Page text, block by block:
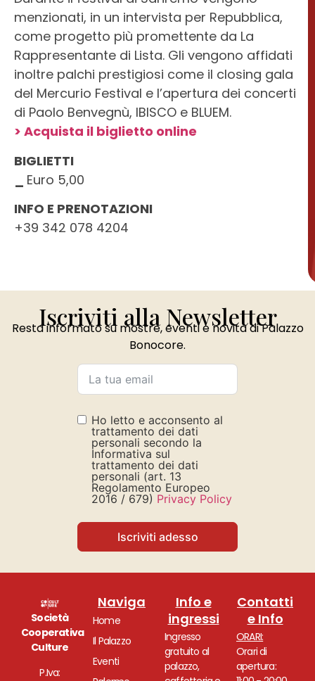
menzionati, in un intervista per Repubblica,
come progetto più promettente da La
Rappresentante di Lista. Gli vengono affidati
inoltre palchi prestigiosi come il closing gala
del Mercurio Festival e l’apertura dei concerti
di Paolo Benvegnù, IBISCO e BLUEM.
> Acquista il biglietto online
BIGLIETTI
Euro 5,00
INFO E PRENOTAZIONI
+39 342 078 4204
Iscriviti alla Newsletter
Resta informato su mostre, eventi e novità di Palazzo
Bonocore.
Ho letto e acconsento al
trattamento dei dati
personali secondo la
Informativa sul
trattamento dei dati
personali (art. 13
Regolamento Europeo
2016 / 679) Privacy Policy
Iscriviti adesso
Società
Cooperativa
Culture
P.Iva:
Naviga
Home
Il Palazzo
Eventi
Info e
ingressi
Ingresso
gratuito al
palazzo,
Contatti
e Info
ORARI:
Orari di
apertura: